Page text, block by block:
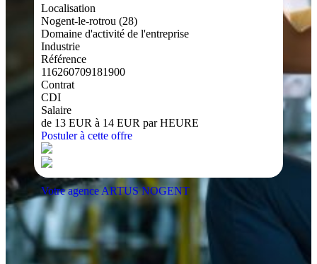
Localisation
Nogent-le-rotrou (28)
Domaine d'activité de l'entreprise
Industrie
Référence
116260709181900
Contrat
CDI
Salaire
de 13 EUR à 14 EUR par HEURE
Postuler à cette offre
Votre agence ARTUS NOGENT